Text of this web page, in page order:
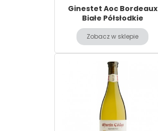
Ginestet Aoc Bordeaux
Białe Półsłodkie
Zobacz w sklepie